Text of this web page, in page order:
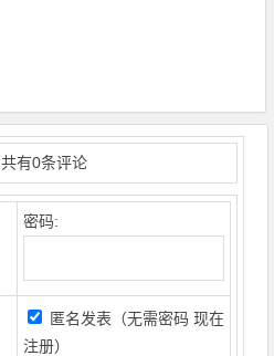
共有0条评论
密码:
匿名发表（无需密码现在
注册）